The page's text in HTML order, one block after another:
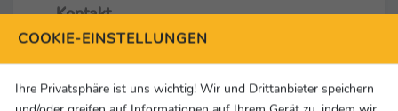
Kontakt
+49 (0)30 62933600
info@berlin2023.org
Social Media & Links
COOKIE-EINSTELLUNGEN
Ihre Privatsphäre ist uns wichtig! Wir und Drittanbieter speichern